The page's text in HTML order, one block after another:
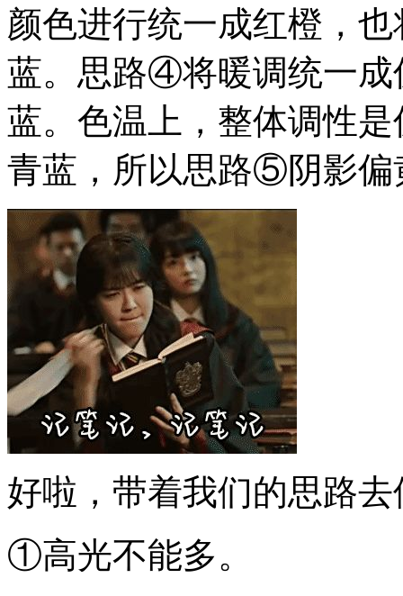
颜色进行统一成红橙，
蓝。思路④将暖调统一成
蓝。色温上，整体调性
青蓝，所以思路⑤阴影偏
好啦，带着我们的思路
①高光不能多。